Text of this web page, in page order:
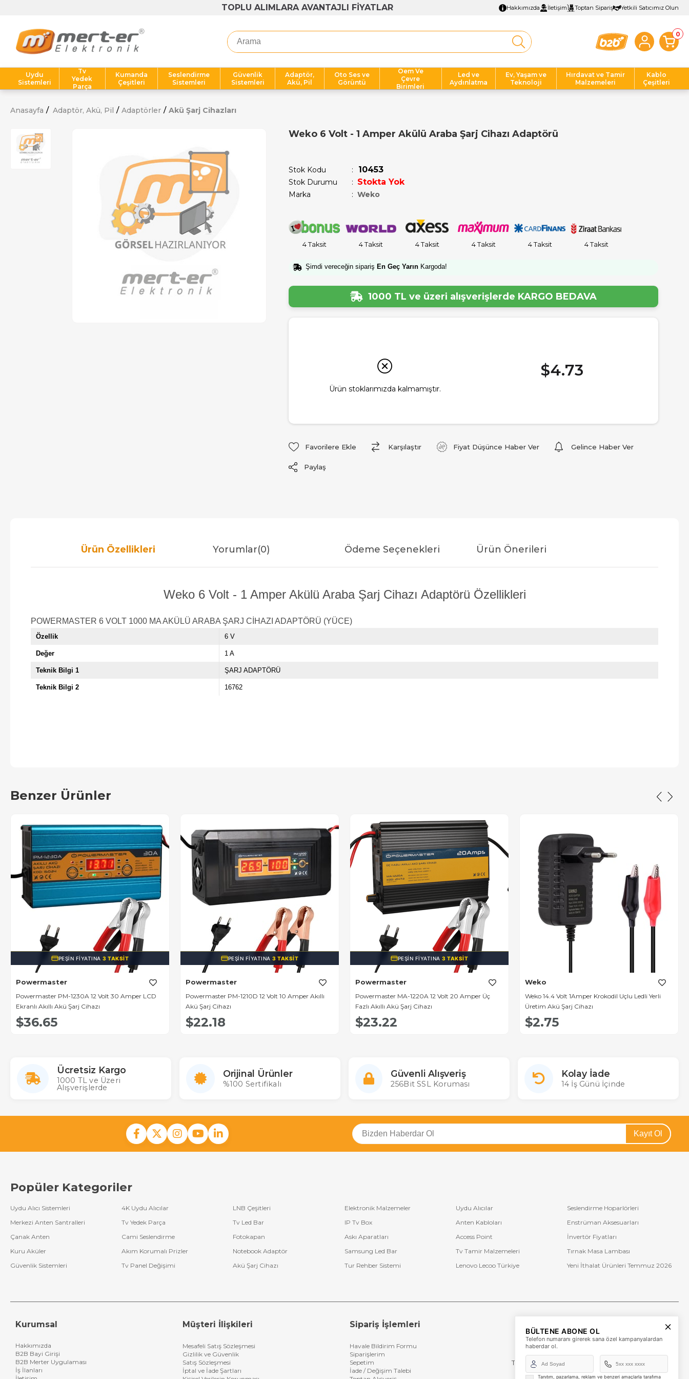
1000 TL ÜZERİ ÜCRETSİZ KARGO Hakkımızda İletişim Toptan Sipariş Yetkili Satıcımız Olun
0
Uydu
Sistemleri
Tv
Yedek
Parça
Kumanda
Çeşitleri
Seslendirme
Sistemleri
Güvenlik
Sistemleri
Adaptör,
Akü, Pil
Oto Ses ve
Görüntü
Oem Ve
Çevre
Birimleri
Led ve
Aydınlatma
Ev, Yaşam ve
Teknoloji
Hırdavat ve Tamir
Malzemeleri
Kablo
Çeşitleri
Anasayfa Adaptör, Akü, Pil Adaptörler Akü Şarj Cihazları
Weko 6 Volt - 1 Amper Akülü Araba Şarj Cihazı Adaptörü
Stok Kodu 10453
Stok Durumu : Stokta Yok
Marka : Weko
4 Taksit 4 Taksit 4 Taksit 4 Taksit 4 Taksit 4 Taksit
Şimdi vereceğin sipariş En Geç Yarın Kargoda!
1000 TL ve üzeri alışverişlerde KARGO BEDAVA
Ürün stoklarımızda kalmamıştır.
$4.73
Favorilere Ekle Karşılaştır Fiyat Düşünce Haber Ver Gelince Haber Ver
Paylaş
Ürün Özellikleri Yorumlar(0) Ödeme Seçenekleri Ürün Önerileri
Weko 6 Volt - 1 Amper Akülü Araba Şarj Cihazı Adaptörü Özellikleri
POWERMASTER 6 VOLT 1000 MA AKÜLÜ ARABA ŞARJ CİHAZI ADAPTÖRÜ (YÜCE)
Özellik 6 V
Değer 1 A
Teknik Bilgi 1 ŞARJ ADAPTÖRÜ
Teknik Bilgi 2 16762
Benzer Ürünler
PEŞIN FIYATINA3 TAKSIT
Powermaster
Powermaster PM-1230A 12 Volt 30 Amper LCD
Ekranlı Akıllı Akü Şarj Cihazı
$36.65
PEŞIN FIYATINA3 TAKSIT
Powermaster
Powermaster PM-1210D 12 Volt 10 Amper Akıllı
Akü Şarj Cihazı
$22.18
PEŞIN FIYATINA3 TAKSIT
Powermaster
Powermaster MA-1220A 12 Volt 20 Amper Üç
Fazlı Akıllı Akü Şarj Cihazı
$23.22
Weko
Weko 14.4 Volt 1Amper Krokodil Uçlu Ledli Yerli
Üretim Akü Şarj Cihazı
$2.75
Ücretsiz Kargo
1000 TL ve Üzeri
Alışverişlerde
Orijinal Ürünler
%100 Sertifikalı
Güvenli Alışveriş
256Bit SSL Koruması
Kolay İade
14 İş Günü İçinde
Kayıt Ol
Popüler Kategoriler
Uydu Alıcı Sistemleri 4K Uydu Alıcılar LNB Çeşitleri Elektronik Malzemeler Uydu Alıcılar
Seslendirme Hoparlörleri
Merkezi Anten Santralleri
Tv Yedek Parça Tv Led Bar IP Tv Box Anten Kabloları
Enstrüman Aksesuarları
Çanak Anten
Cami Seslendirme Fotokapan Askı Aparatları Access Point
İnvertör Fiyatları
Kuru Aküler
Akım Korumalı Prizler Notebook Adaptör Samsung Led Bar Tv Tamir Malzemeleri
Tırnak Masa Lambası
Güvenlik Sistemleri
Tv Panel Değişimi Akü Şarj Cihazı Tur Rehber Sistemi Lenovo Lecoo Türkiye Yeni İthalat Ürünleri Temmuz 2026
Kurumsal
Hakkımızda
B2B Bayi Girişi
B2B Merter Uygulaması
İş İlanları
Müşteri İlişkileri
Mesafeli Satış Sözleşmesi
Gizlilik ve Güvenlik
Satış Sözleşmesi
İptal ve İade Şartları
Sipariş İşlemleri
Havale Bildirim Formu
Siparişlerim
Sepetim
İade / Değişim Talebi
+90 (850) 473 08 08
Tevfik Bey Mah. Dr. Ali Demir Cd. No:51 Kat:2 Kobi İş
Merkezi
Küçükçekmece / İstanbul
BÜLTENE ABONE OL
Telefon numaranı girerek sana özel kampanyalardan
haberdar ol.
Tanıtım, pazarlama, reklam ve benzeri amaçlarla tarafıma